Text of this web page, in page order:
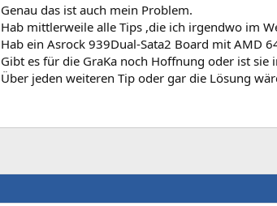
Genau das ist auch mein Problem.
Hab mittlerweile alle Tips ,die ich irgendwo im
Hab ein Asrock 939Dual-Sata2 Board mit AMD
Gibt es für die GraKa noch Hoffnung oder ist sie
Über jeden weiteren Tip oder gar die Lösung